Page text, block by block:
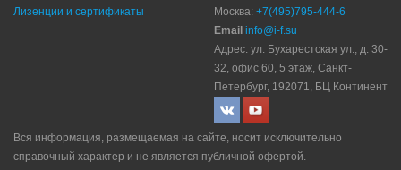
Лизенции и сертификаты
Москва: +7(495)795-444-6
Email info@i-f.su
Адрес: ул. Бухарестская ул., д. 30-
32, офис 60, 5 этаж, Санкт-
Петербург, 192071, БЦ Континент
Вся информация, размещаемая на сайте, носит исключительно
справочный характер и не является публичной офертой.